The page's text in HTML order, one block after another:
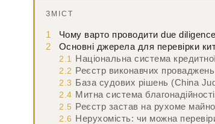
ЗМІСТ
1
Чому варто проводити due
2
Основні джерела для перевірки
2.1 Національна система
2.2 Реєстр виконавчих
2.3 База судових рішень (China
2.4 Митна система
2.5 Реєстр застав на рухоме майно
2.6 Нерухомість: чи можна